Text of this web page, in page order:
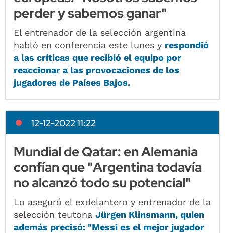
perder y sabemos ganar"
El entrenador de la selección argentina
habló en conferencia este lunes y respondió
a las críticas que recibió el equipo por
reaccionar a las provocaciones de los
jugadores de Países Bajos.
12-12-2022 11:22
Mundial de Qatar: en Alemania
confían que "Argentina todavía
no alcanzó todo su potencial"
Lo aseguró el exdelantero y entrenador de la
selección teutonaJürgen Klinsmann, quien
además precisó: "Messi es el mejor jugador